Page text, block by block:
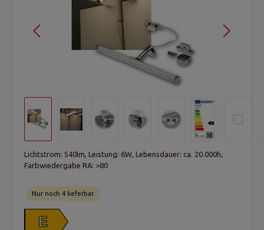
Lichtstrom: 540lm, Leistung: 6W, Lebensdauer: ca. 20.000h,
Farbwiedergabe RA: >80
Nur noch 4 lieferbar.
E